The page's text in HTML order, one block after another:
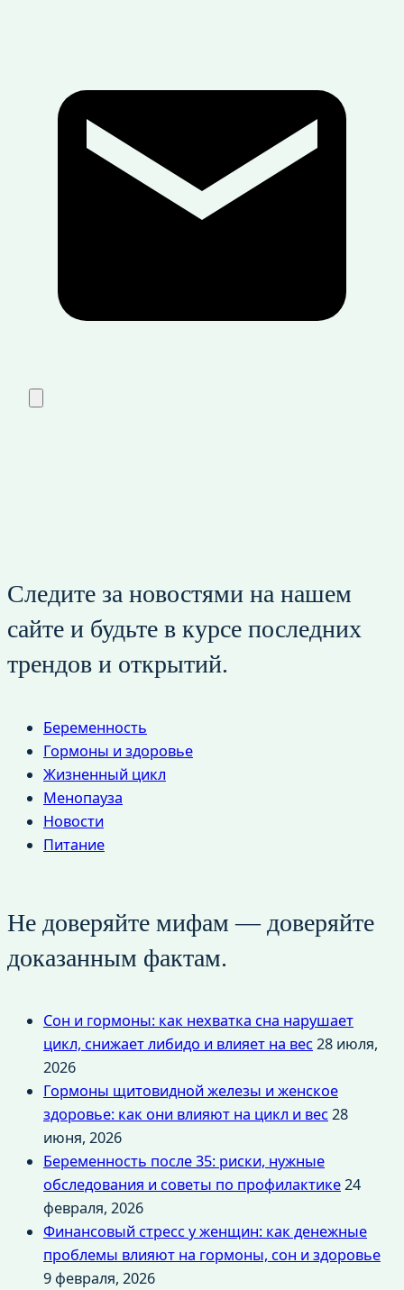
Следите за новостями на нашем
сайте и будьте в курсе последних
трендов и открытий.
Беременность
Гормоны и здоровье
Жизненный цикл
Менопауза
Новости
Питание
Не доверяйте мифам — доверяйте
доказанным фактам.
Сон и гормоны: как нехватка сна нарушает
цикл, снижает либидо и влияет на вес28 июля,
2026
Гормоны щитовидной железы и женское
здоровье: как они влияют на цикл и вес28
июня, 2026
Беременность после 35: риски, нужные
обследования и советы по профилактике24
февраля, 2026
Финансовый стресс у женщин: как денежные
проблемы влияют на гормоны, сон и здоровье
9 февраля, 2026